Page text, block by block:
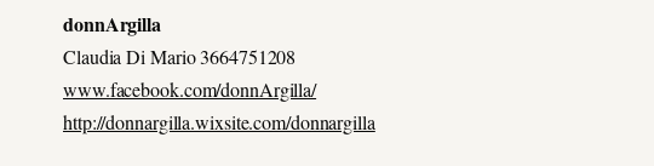
donnArgilla
Claudia Di Mario 3664751208
www.facebook.com/donnArgilla/
http://donnargilla.wixsite.com/donnargilla